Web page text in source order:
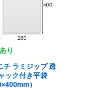
あり
チ ラミジップ 透
ック付き平袋
）